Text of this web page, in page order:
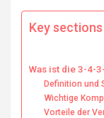
Key
Was ist die 3-4-
Definition und
Wichtige
Vorteile der